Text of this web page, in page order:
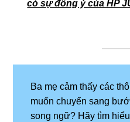
có sự đồng ý của HP
Ba mẹ cảm thấy các
muốn chuyển sang
song ngữ? Hãy tìm